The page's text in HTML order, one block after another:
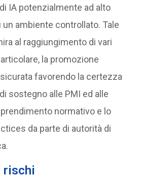
IA potenzialmente ad alto
un ambiente controllato. Tale
al raggiungimento di vari
la promozione
favorendo la certezza
sostegno alle PMI ed alle
normativo e lo
da parte di autorità di
rischi